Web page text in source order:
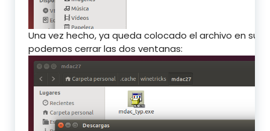
Una vez hecho, ya queda colocado el archivo en su
podemos cerrar las dos ventanas: